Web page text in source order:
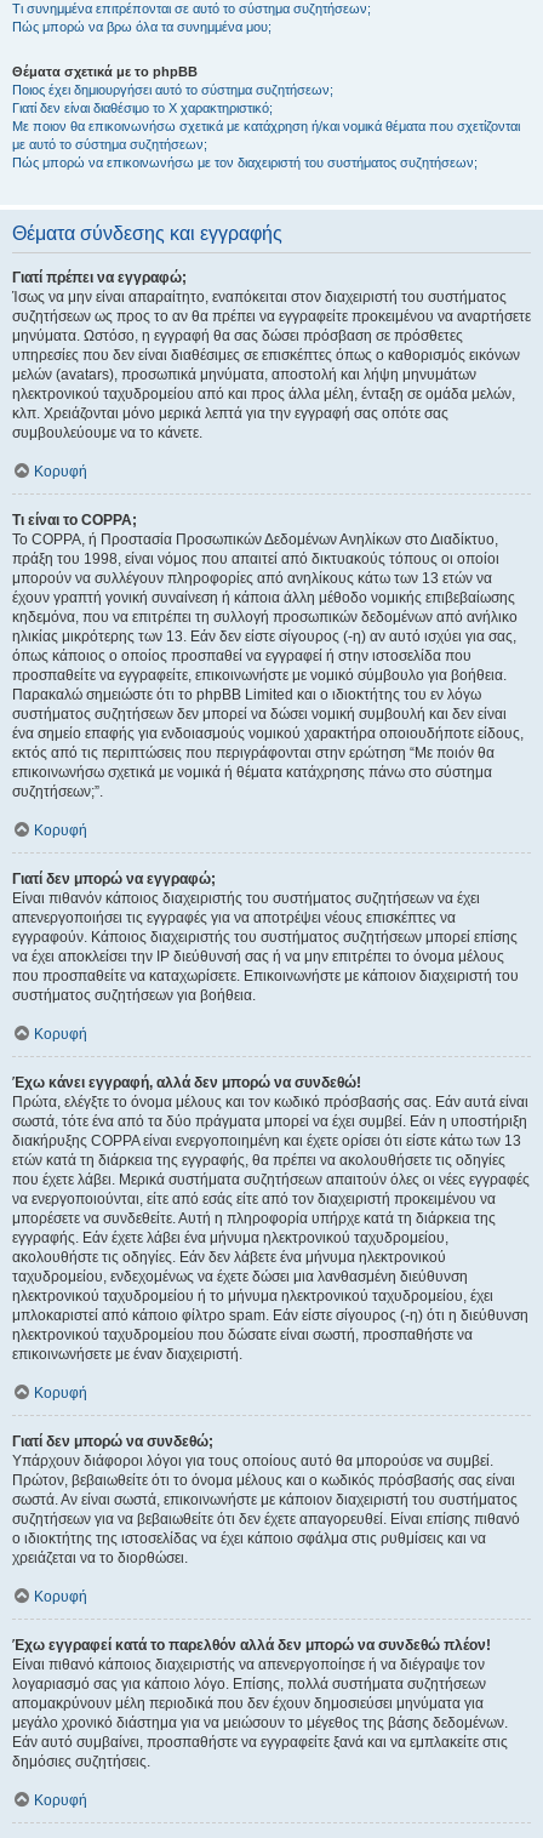
Τι συνημμένα επιτρέπονται σε αυτό το σύστημα συζητήσεων;
Πώς μπορώ να βρω όλα τα συνημμένα μου;
Θέματα σχετικά με το phpBB
Ποιος έχει δημιουργήσει αυτό το σύστημα συζητήσεων;
Γιατί δεν είναι διαθέσιμο το Χ χαρακτηριστικό;
Με ποιον θα επικοινωνήσω σχετικά με κατάχρηση ή/και νομικά θέματα που σχετίζονται
με αυτό το σύστημα συζητήσεων;
Πώς μπορώ να επικοινωνήσω με τον διαχειριστή του συστήματος συζητήσεων;
Θέματα σύνδεσης και εγγραφής
Γιατί πρέπει να εγγραφώ;
Ίσως να μην είναι απαραίτητο, εναπόκειται στον διαχειριστή του συστήματος
συζητήσεων ως προς το αν θα πρέπει να εγγραφείτε προκειμένου να αναρτήσετε
μηνύματα. Ωστόσο, η εγγραφή θα σας δώσει πρόσβαση σε πρόσθετες
υπηρεσίες που δεν είναι διαθέσιμες σε επισκέπτες όπως ο καθορισμός εικόνων
μελών (avatars), προσωπικά μηνύματα, αποστολή και λήψη μηνυμάτων
ηλεκτρονικού ταχυδρομείου από και προς άλλα μέλη, ένταξη σε ομάδα μελών,
κλπ. Χρειάζονται μόνο μερικά λεπτά για την εγγραφή σας οπότε σας
συμβουλεύουμε να το κάνετε.
Κορυφή
Τι είναι το COPPA;
Το COPPA, ή Προστασία Προσωπικών Δεδομένων Ανηλίκων στο Διαδίκτυο,
πράξη του 1998, είναι νόμος που απαιτεί από δικτυακούς τόπους οι οποίοι
μπορούν να συλλέγουν πληροφορίες από ανηλίκους κάτω των 13 ετών να
έχουν γραπτή γονική συναίνεση ή κάποια άλλη μέθοδο νομικής επιβεβαίωσης
κηδεμόνα, που να επιτρέπει τη συλλογή προσωπικών δεδομένων από ανήλικο
ηλικίας μικρότερης των 13. Εάν δεν είστε σίγουρος (-η) αν αυτό ισχύει για σας,
όπως κάποιος ο οποίος προσπαθεί να εγγραφεί ή στην ιστοσελίδα που
προσπαθείτε να εγγραφείτε, επικοινωνήστε με νομικό σύμβουλο για βοήθεια.
Παρακαλώ σημειώστε ότι το phpBB Limited και ο ιδιοκτήτης του εν λόγω
συστήματος συζητήσεων δεν μπορεί να δώσει νομική συμβουλή και δεν είναι
ένα σημείο επαφής για ενδοιασμούς νομικού χαρακτήρα οποιουδήποτε είδους,
εκτός από τις περιπτώσεις που περιγράφονται στην ερώτηση “Με ποιόν θα
επικοινωνήσω σχετικά με νομικά ή θέματα κατάχρησης πάνω στο σύστημα
συζητήσεων;”.
Κορυφή
Γιατί δεν μπορώ να εγγραφώ;
Είναι πιθανόν κάποιος διαχειριστής του συστήματος συζητήσεων να έχει
απενεργοποιήσει τις εγγραφές για να αποτρέψει νέους επισκέπτες να
εγγραφούν. Κάποιος διαχειριστής του συστήματος συζητήσεων μπορεί επίσης
να έχει αποκλείσει την IP διεύθυνσή σας ή να μην επιτρέπει το όνομα μέλους
που προσπαθείτε να καταχωρίσετε. Επικοινωνήστε με κάποιον διαχειριστή του
συστήματος συζητήσεων για βοήθεια.
Κορυφή
Έχω κάνει εγγραφή, αλλά δεν μπορώ να συνδεθώ!
Πρώτα, ελέγξτε το όνομα μέλους και τον κωδικό πρόσβασής σας. Εάν αυτά είναι
σωστά, τότε ένα από τα δύο πράγματα μπορεί να έχει συμβεί. Εάν η υποστήριξη
διακήρυξης COPPA είναι ενεργοποιημένη και έχετε ορίσει ότι είστε κάτω των 13
ετών κατά τη διάρκεια της εγγραφής, θα πρέπει να ακολουθήσετε τις οδηγίες
που έχετε λάβει. Μερικά συστήματα συζητήσεων απαιτούν όλες οι νέες εγγραφές
να ενεργοποιούνται, είτε από εσάς είτε από τον διαχειριστή προκειμένου να
μπορέσετε να συνδεθείτε. Αυτή η πληροφορία υπήρχε κατά τη διάρκεια της
εγγραφής. Εάν έχετε λάβει ένα μήνυμα ηλεκτρονικού ταχυδρομείου,
ακολουθήστε τις οδηγίες. Εάν δεν λάβετε ένα μήνυμα ηλεκτρονικού
ταχυδρομείου, ενδεχομένως να έχετε δώσει μια λανθασμένη διεύθυνση
ηλεκτρονικού ταχυδρομείου ή το μήνυμα ηλεκτρονικού ταχυδρομείου, έχει
μπλοκαριστεί από κάποιο φίλτρο spam. Εάν είστε σίγουρος (-η) ότι η διεύθυνση
ηλεκτρονικού ταχυδρομείου που δώσατε είναι σωστή, προσπαθήστε να
επικοινωνήσετε με έναν διαχειριστή.
Κορυφή
Γιατί δεν μπορώ να συνδεθώ;
Υπάρχουν διάφοροι λόγοι για τους οποίους αυτό θα μπορούσε να συμβεί.
Πρώτον, βεβαιωθείτε ότι το όνομα μέλους και ο κωδικός πρόσβασής σας είναι
σωστά. Αν είναι σωστά, επικοινωνήστε με κάποιον διαχειριστή του συστήματος
συζητήσεων για να βεβαιωθείτε ότι δεν έχετε απαγορευθεί. Είναι επίσης πιθανό
ο ιδιοκτήτης της ιστοσελίδας να έχει κάποιο σφάλμα στις ρυθμίσεις και να
χρειάζεται να το διορθώσει.
Κορυφή
Έχω εγγραφεί κατά το παρελθόν αλλά δεν μπορώ να συνδεθώ πλέον!
Είναι πιθανό κάποιος διαχειριστής να απενεργοποίησε ή να διέγραψε τον
λογαριασμό σας για κάποιο λόγο. Επίσης, πολλά συστήματα συζητήσεων
απομακρύνουν μέλη περιοδικά που δεν έχουν δημοσιεύσει μηνύματα για
μεγάλο χρονικό διάστημα για να μειώσουν το μέγεθος της βάσης δεδομένων.
Εάν αυτό συμβαίνει, προσπαθήστε να εγγραφείτε ξανά και να εμπλακείτε στις
δημόσιες συζητήσεις.
Κορυφή